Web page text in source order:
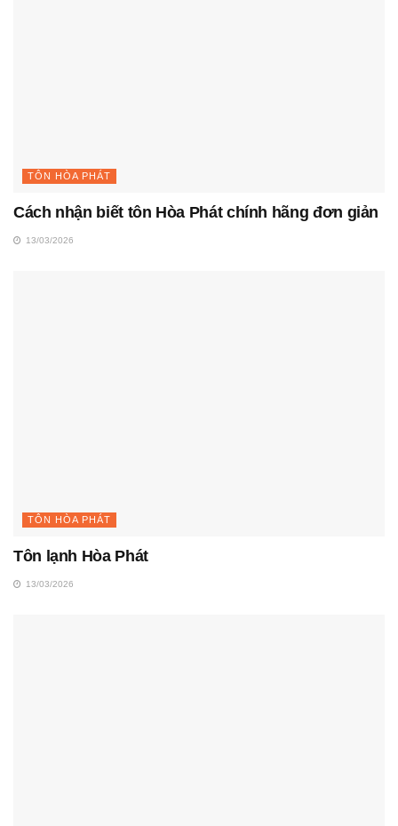
TÔN HÒA PHÁT
Cách nhận biết tôn Hòa Phát chính hãng đơn giản
13/03/2026
TÔN HÒA PHÁT
Tôn lạnh Hòa Phát
13/03/2026